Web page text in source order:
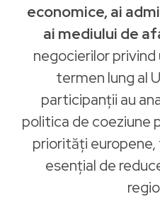
economice, ai
ai mediului de
negocierilor
termen lung al
participanții au
politica de coeziune
priorități europene,
esențial de